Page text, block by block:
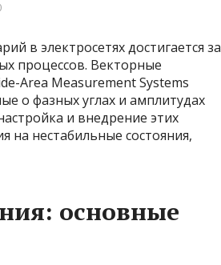
в электросетях достигается за
процессов. Векторные
Area Measurement Systems
о фазных углах и амплитудах
и внедрение этих
на нестабильные состояния,
основные